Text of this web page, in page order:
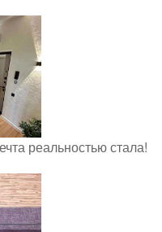
реальностью стала!